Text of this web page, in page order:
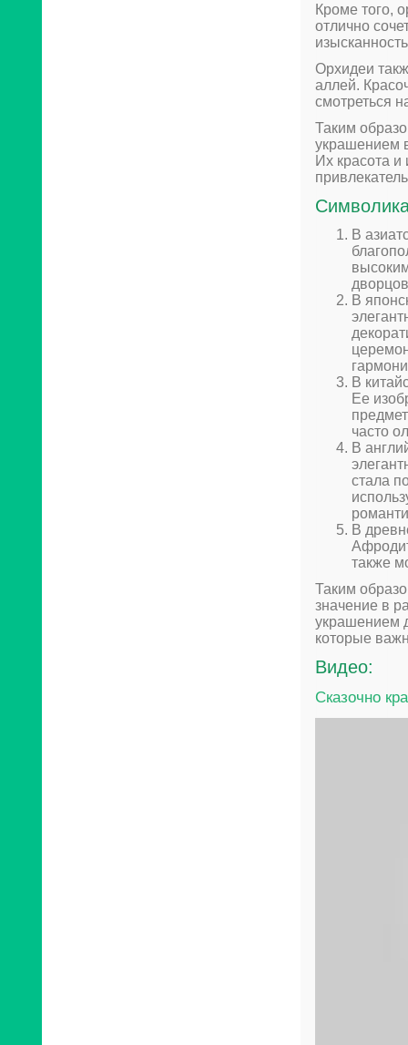
Кроме того,
отлично
Орхидеи
аллей.
смотреться
Таким
украшением
Их красота и
В
В
В
Ее
часто
В
стала
В
также
Таким
значение в
украшением
которые
Видео:
Сказочно